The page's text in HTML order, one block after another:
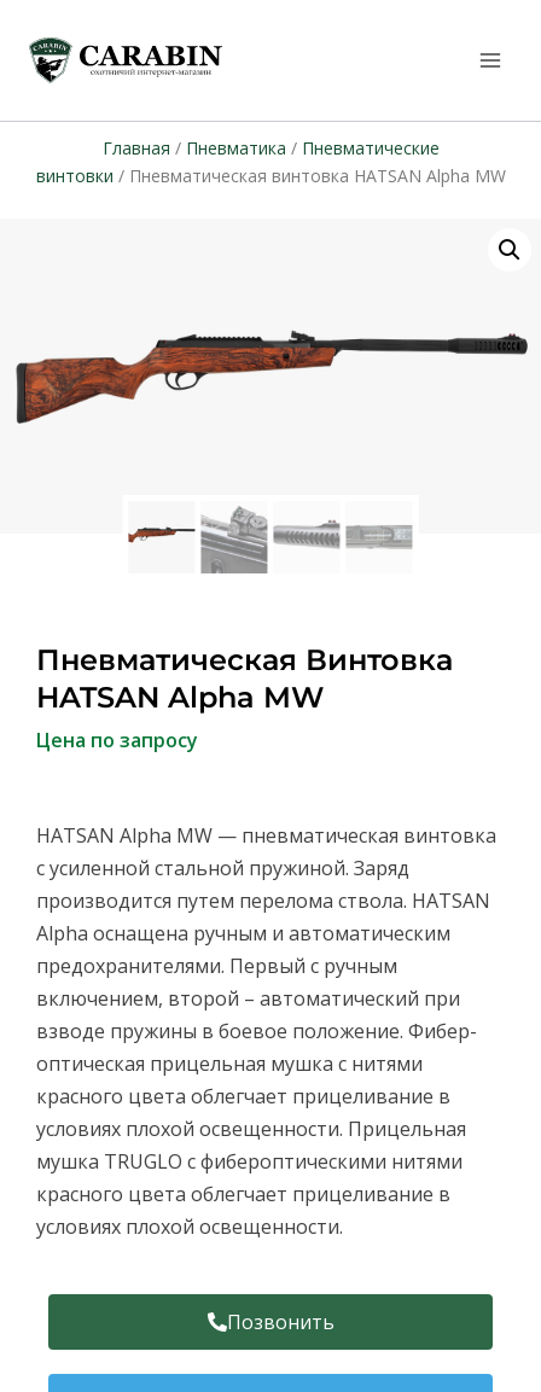
Главная / Пневматика / Пневматические
винтовки / Пневматическая винтовка HATSAN Alpha MW
Пневматическая Винтовка
HATSAN Alpha MW
Цена по запросу
HATSAN Alpha MW — пневматическая винтовка
с усиленной стальной пружиной. Заряд
производится путем перелома ствола. HATSAN
Alpha оснащена ручным и автоматическим
предохранителями. Первый с ручным
включением, второй – автоматический при
взводе пружины в боевое положение. Фибер-
оптическая прицельная мушка с нитями
красного цвета облегчает прицеливание в
условиях плохой освещенности. Прицельная
мушка TRUGLO с фибероптическими нитями
красного цвета облегчает прицеливание в
условиях плохой освещенности.
Позвонить